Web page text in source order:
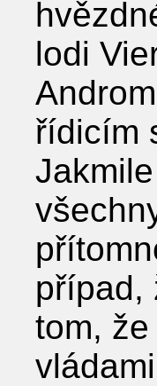
lodi
řídicím
případ,
tom,